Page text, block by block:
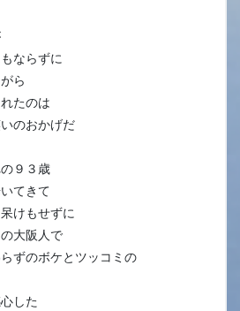
ならずに
ら
たのは
のおかげだ
９３歳
てきて
けもせずに
大阪人で
ずのボケとツッコミの
した